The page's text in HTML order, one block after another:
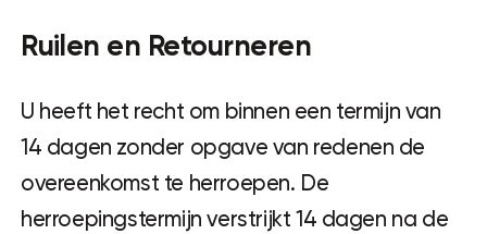
Ruilen en Retourneren
U heeft het recht om binnen een termijn van
14 dagen zonder opgave van redenen de
overeenkomst te herroepen. De
herroepingstermijn verstrijkt 14 dagen na de